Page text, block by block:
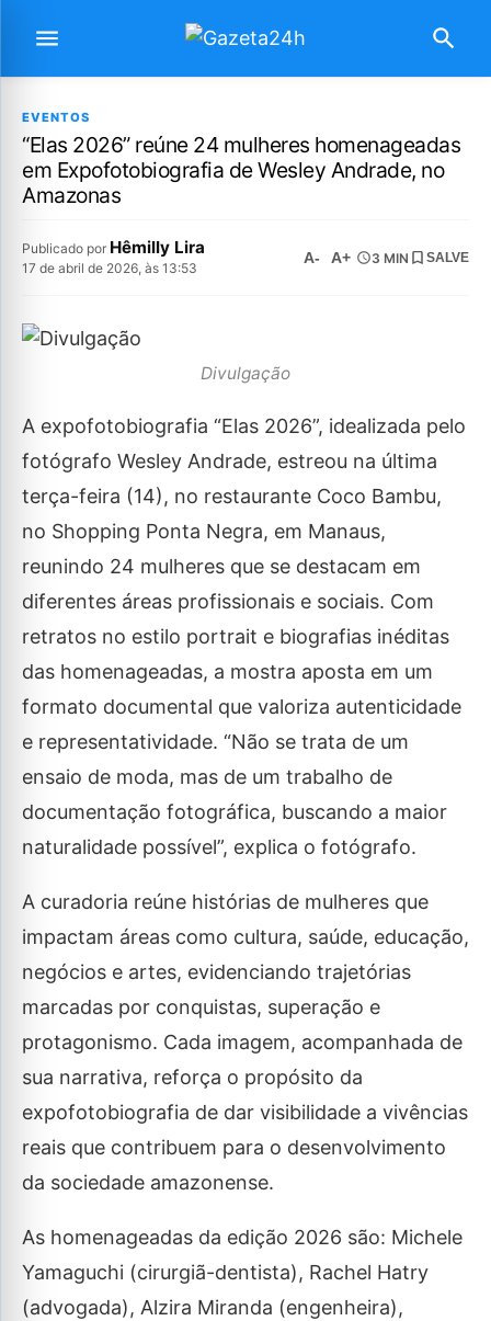
EVENTOS
“Elas 2026” reúne 24 mulheres homenageadas
em Expofotobiografia de Wesley Andrade, no
Amazonas
Publicado por Hêmilly Lira
17 de abril de 2026, às 13:53
A- A+ 3 MIN SALVE
Divulgação
A expofotobiografia “Elas 2026”, idealizada pelo
fotógrafo Wesley Andrade, estreou na última
terça-feira (14), no restaurante Coco Bambu,
no Shopping Ponta Negra, em Manaus,
reunindo 24 mulheres que se destacam em
diferentes áreas profissionais e sociais. Com
retratos no estilo portrait e biografias inéditas
das homenageadas, a mostra aposta em um
formato documental que valoriza autenticidade
e representatividade. “Não se trata de um
ensaio de moda, mas de um trabalho de
documentação fotográfica, buscando a maior
naturalidade possível”, explica o fotógrafo.
A curadoria reúne histórias de mulheres que
impactam áreas como cultura, saúde, educação,
negócios e artes, evidenciando trajetórias
marcadas por conquistas, superação e
protagonismo. Cada imagem, acompanhada de
sua narrativa, reforça o propósito da
expofotobiografia de dar visibilidade a vivências
reais que contribuem para o desenvolvimento
da sociedade amazonense.
As homenageadas da edição 2026 são: Michele
Yamaguchi (cirurgiã-dentista), Rachel Hatry
(advogada), Alzira Miranda (engenheira),